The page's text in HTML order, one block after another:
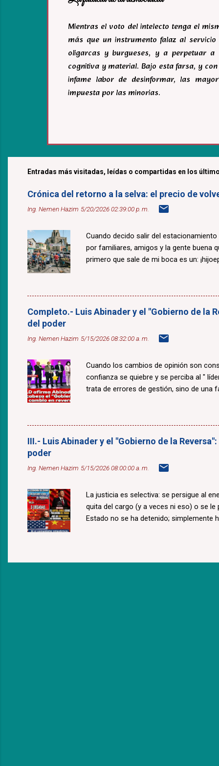
Mientras el voto del intelecto tenga el
más que un instrumento falaz al
oligarcas y burgueses, y a perpetuar
cognitiva y material. Bajo esta farsa, y
infame labor de desinformar, las
impuesta por las minorias.
Entradas más visitadas, leídas o compartidas en los
Crónica del retorno a la selva: el precio de
Ing. Nemen Hazim 5/20/2026 02:39:00 p. m.
Cuando decido salir del
por familiares, amigos y la gente buena
primero que sale de mi boca es un:
Completo.- Luis Abinader y el "Gobierno de la
del poder
Ing. Nemen Hazim 5/15/2026 08:32:00 a. m.
Cuando los cambios de opinión son
confianza se quiebre y se perciba al "
trata de errores de gestión, sino de una
III.- Luis Abinader y el "Gobierno de la
poder
Ing. Nemen Hazim 5/15/2026 08:00:00 a. m.
La justicia es selectiva: se persigue al
quita del cargo (y a veces ni eso) o se
Estado no se ha detenido; simplemente